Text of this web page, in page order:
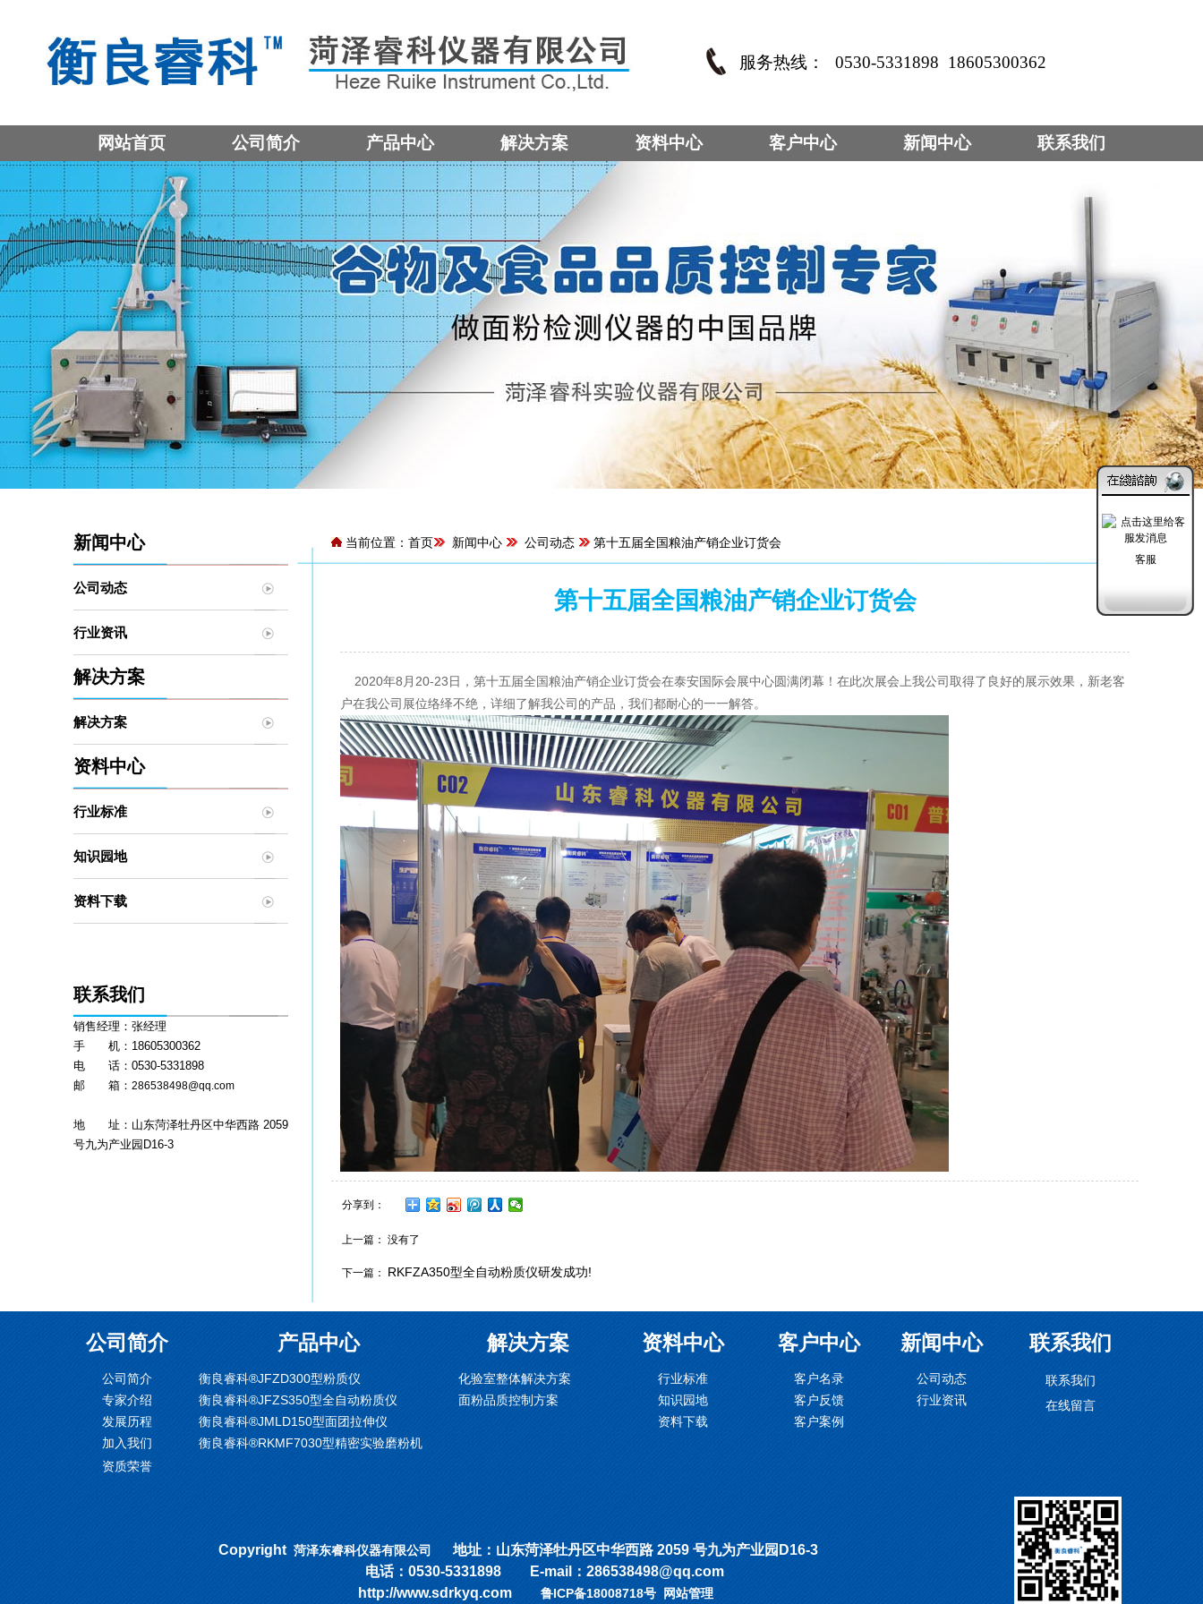
服务热线： 0530-5331898 18605300362
网站首页 公司简介 产品中心 解决方案 资料中心 客户中心 新闻中心 联系我们
新闻中心
公司动态
行业资讯
解决方案
解决方案
资料中心
行业标准
知识园地
资料下载
联系我们
销售经理：张经理
手 机：18605300362
电 话：0530-5331898
邮 箱： 286538498@qq.com
地 址：山东菏泽牡丹区中华西路 2059
号九为产业园D16-3
当前位置： 首页 新闻中心 公司动态 第十五届全国粮油产销企业订货会
第十五届全国粮油产销企业订货会
2020年8月20-23日，第十五届全国粮油产销企业订货会在泰安国际会展中心圆满闭幕！在此次展会上我公司取得了良好的展示效果，新老客
户在我公司展位络绎不绝，详细了解我公司的产品，我们都耐心的一一解答。
分享到：
上一篇： 没有了
下一篇： RKFZA350型全自动粉质仪研发成功!
公司简介
公司简介
专家介绍
发展历程
加入我们
资质荣誉
产品中心
衡良睿科®JFZD300型粉质仪
衡良睿科®JFZS350型全自动粉质仪
衡良睿科®JMLD150型面团拉伸仪
衡良睿科®RKMF7030型精密实验磨粉机
解决方案
化验室整体解决方案
面粉品质控制方案
资料中心
行业标准
知识园地
资料下载
客户中心
客户名录
客户反馈
客户案例
新闻中心
公司动态
行业资讯
联系我们
联系我们
在线留言
Copyright 菏泽东睿科仪器有限公司
地址：山东菏泽牡丹区中华西路 2059 号九为产业园D16-3
电话：0530-5331898 E-mail：286538498@qq.com
http://www.sdrkyq.com 鲁ICP备18008718号 网站管理
客服